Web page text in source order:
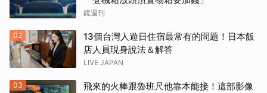
鏡週刊
02
13個台灣人遊日住宿最常有的問題！日本飯
店人員現身說法＆解答
LIVE JAPAN
03
飛來的火棒跟魯班尺他靠本能接！這部影像